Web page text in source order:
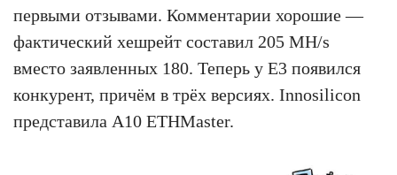
первыми отзывами. Комментарии хорошие —
фактический хешрейт составил 205 MH/s
вместо заявленных 180. Теперь у E3 появился
конкурент, причём в трёх версиях. Innosilicon
представила A10 ETHMaster.